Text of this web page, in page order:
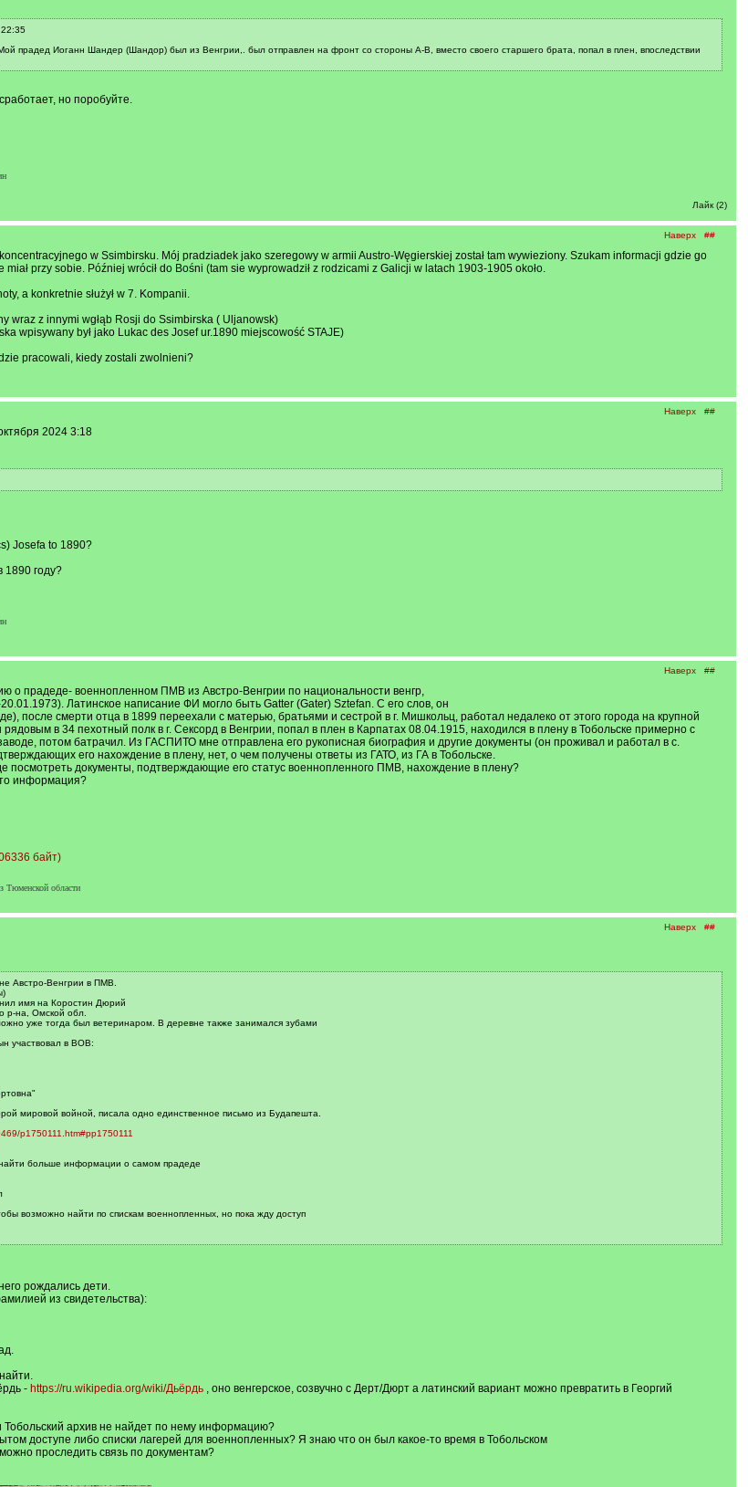
прадед Иоганн Шандер (Шандор) был из Венгрии,. был отправлен на фронт со стороны А-В, вместо своего старшего брата, попал в плен, впоследствии
но поробуйте.
Лайк (2)
Наверх ##
w Ssimbirsku. Mój pradziadek jako szeregowy w armii Austro-Węgierskiej został tam wywieziony. Szukam informacji gdzie go
przy sobie. Później wrócił do Bośni (tam sie wyprowadził z rodzicami z Galicji w latach 1903-1905 około.
a konkretnie służył w 7. Kompanii.
wraz z innymi wgłąb Rosji do Ssimbirska ( Uljanowsk)
wpisywany był jako Lukac des Josef ur.1890 miejscowość STAJE)
pracowali, kiedy zostali zwolnieni?
Наверх ##
2024 3:18
Josefa to 1890?
1890 году?
Наверх ##
прадеде- военнопленном ПМВ из Австро-Венгрии по национальности венгр,
Латинское написание ФИ могло быть Gatter (Gater) Sztefan. С его слов, он
после смерти отца в 1899 переехали с матерью, братьями и сестрой в г. Мишкольц, работал недалеко от этого города на крупной
в 34 пехотный полк в г. Сексорд в Венгрии, попал в плен в Карпатах 08.04.1915, находился в плену в Тобольске примерно с
потом батрачил. Из ГАСПИТО мне отправлена его рукописная биография и другие документы (он проживал и работал в с.
его нахождение в плену, нет, о чем получены ответы из ГАТО, из ГА в Тобольске.
посмотреть документы, подтверждающие его статус военнопленного ПМВ, нахождение в плену?
информация?
байт)
области
Наверх ##
Австро-Венгрии в ПМВ.
имя на Коростин Дюрий
р-на, Омской обл.
уже тогда был ветеринаром. В деревне также занимался зубами
участвовал в ВОВ:
мировой войной, писала одно единственное письмо из Будапешта.
p1750111.htm#pp1750111
больше информации о самом прадеде
возможно найти по спискам военнопленных, но пока жду доступ
рождались дети.
из свидетельства):
- https://ru.wikipedia.org/wiki/Дьёрдь, оно венгерское, созвучно с Дерт/Дюрт а латинский вариант можно превратить в Георгий
Тобольский архив не найдет по нему информацию?
доступе либо списки лагерей для военнопленных? Я знаю что он был какое-то время в Тобольском
проследить связь по документам?